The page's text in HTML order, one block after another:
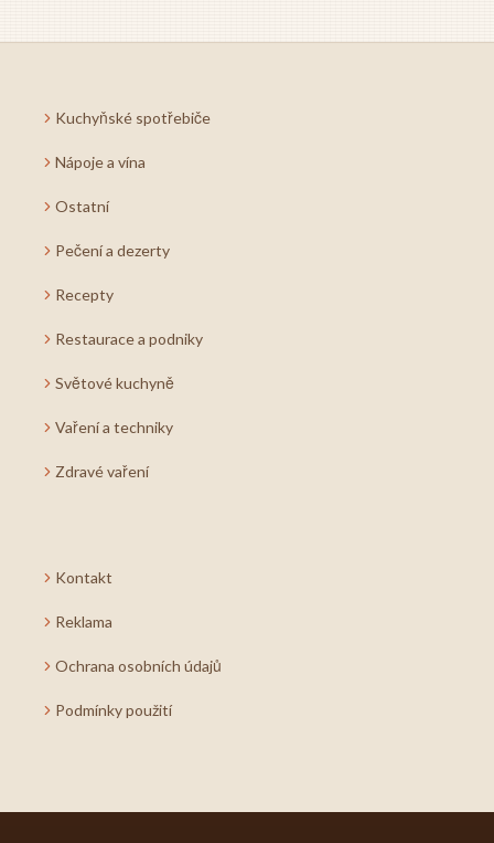
Kuchyňské spotřebiče
Nápoje a vína
Ostatní
Pečení a dezerty
Recepty
Restaurace a podniky
Světové kuchyně
Vaření a techniky
Zdravé vaření
Kontakt
Reklama
Ochrana osobních údajů
Podmínky použití